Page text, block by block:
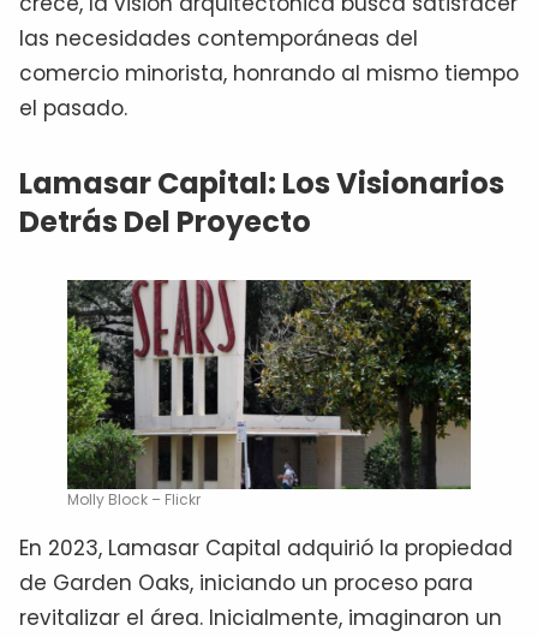
las necesidades contemporáneas del
comercio minorista, honrando al mismo tiempo
el pasado.
Lamasar Capital: Los Visionarios
Detrás Del Proyecto
Molly Block – Flickr
En 2023, Lamasar Capital adquirió la propiedad
de Garden Oaks, iniciando un proceso para
revitalizar el área. Inicialmente, imaginaron un